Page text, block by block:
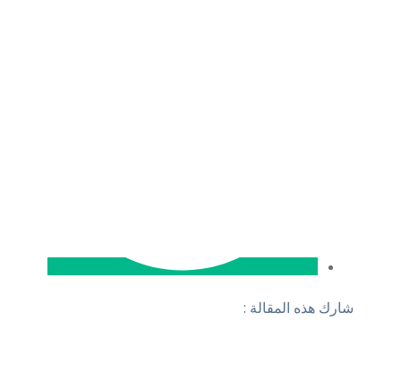
شارك هذه المقالة :